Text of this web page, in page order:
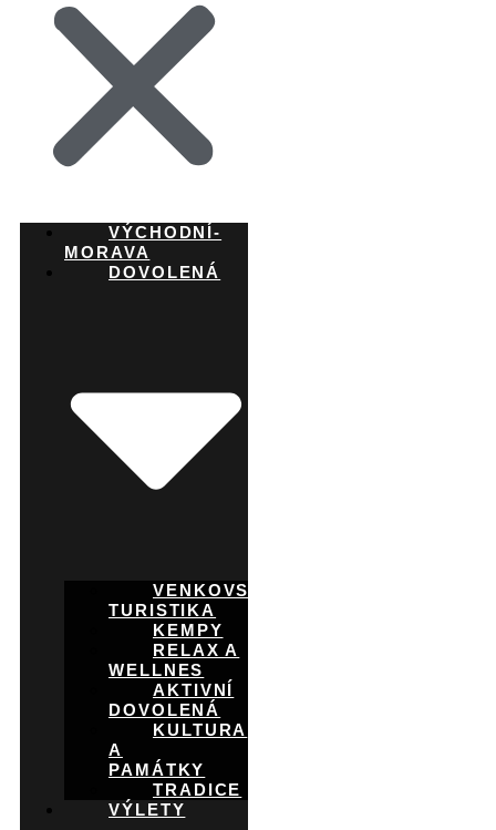
VÝCHODNÍ-
MORAVA
DOVOLENÁ
VENKOVSKÁ
TURISTIKA
KEMPY
RELAX A
WELLNES
AKTIVNÍ
DOVOLENÁ
KULTURA
A
PAMÁTKY
TRADICE
VÝLETY